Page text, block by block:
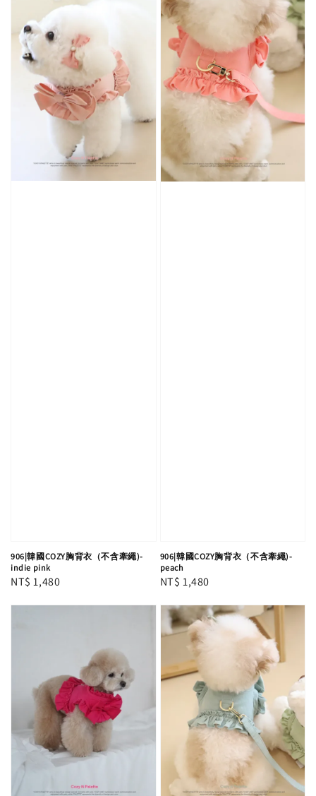
906|韓國COZY胸背衣（不含牽繩)-
indie pink
Regular
NT$ 1,480
906|韓國COZY胸背衣（不含牽繩)-
peach
Regular
NT$ 1,480